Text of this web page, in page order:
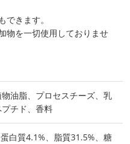
きます。
物を一切使用しておりませ
油脂、プロセスチーズ、乳
チド、香料
白質4.1%、脂質31.5%、糖